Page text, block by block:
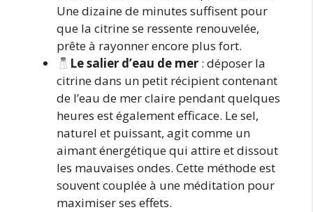
Une dizaine de minutes suffisent pour
que la citrine se ressente renouvelée,
prête à rayonner encore plus fort.
Le salier d’eau de mer : déposer la
citrine dans un petit récipient contenant
de l’eau de mer claire pendant quelques
heures est également efficace. Le sel,
naturel et puissant, agit comme un
aimant énergétique qui attire et dissout
les mauvaises ondes. Cette méthode est
souvent couplée à une méditation pour
maximiser ses effets.